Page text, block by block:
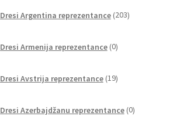
Dresi Argentina reprezentance 203izdelki
Dresi Armenija reprezentance 0izdelkov
Dresi Avstrija reprezentance 19izdelkov
Dresi Azerbajdžanu reprezentance 0izdelkov